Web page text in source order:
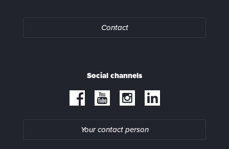
Contact
Social channels
Your contact person